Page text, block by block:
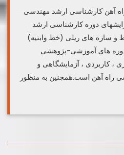
آهن کارشناسی ارشد مهندسی
دوره کارشناسی ارشد
سازه های ریلی (خط وابنیه)
های آموزشی-پژوهشی
، کاربردی ، آزمایشگاهی و
راه آهن است.همچنین به منظور